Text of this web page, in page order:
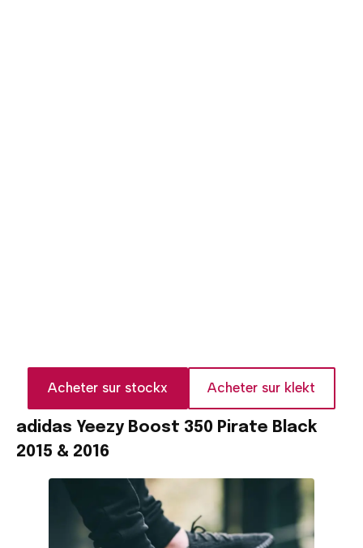
Acheter sur stockx Acheter sur klekt
adidas Yeezy Boost 350 Pirate Black
2015 & 2016